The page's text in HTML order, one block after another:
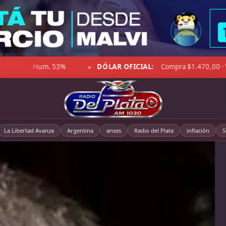
· Viento 20 km/h · Hum. 25% ◆ DÓLAR BLUE: Compra
La Libertad Avanza Argentina anses Radio del Plata inflación